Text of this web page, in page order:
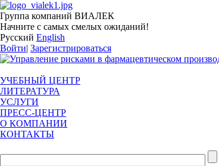
Группа компаний ВИАЛЕК
Начните с самых смелых ожиданий!
Русский English
Войти| Зарегистрироваться
УЧЕБНЫЙ ЦЕНТР
ЛИТЕРАТУРА
УСЛУГИ
ПРЕСС-ЦЕНТР
О КОМПАНИИ
КОНТАКТЫ